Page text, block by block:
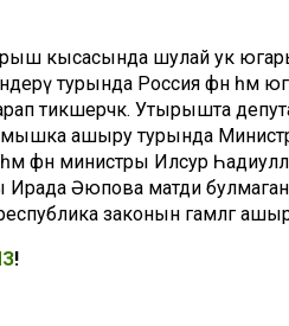
кысасында шулай ук
турында Россия фән һәм
тикшерәчәк. Утырышта
ашыру турында
фән министры Илсур
Ирада Әюпова матди булмаган
законын гамәлгә
!